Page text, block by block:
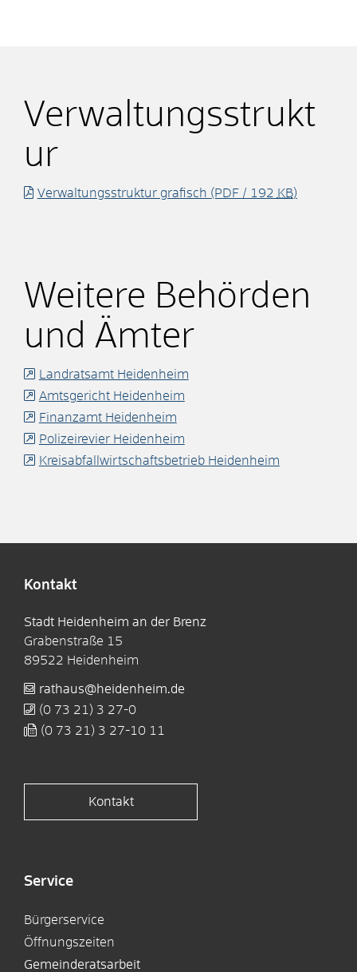
Verwaltungsstrukt
ur
Verwaltungsstruktur grafisch (PDF / 192 KB)
Weitere Behörden
und Ämter
Landratsamt Heidenheim
Amtsgericht Heidenheim
Finanzamt Heidenheim
Polizeirevier Heidenheim
Kreisabfallwirtschaftsbetrieb Heidenheim
Kontakt
Stadt Heidenheim an der Brenz
Grabenstraße 15
89522 Heidenheim
rathaus@heidenheim.de
(0 73 21) 3 27-0
(0 73 21) 3 27-10 11
Kontakt
Service
Bürgerservice
Öffnungszeiten
Gemeinderatsarbeit